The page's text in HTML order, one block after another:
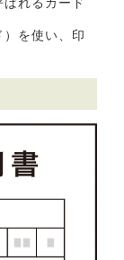
を使い、印